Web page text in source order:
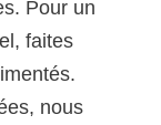
Pour un
faites
nous